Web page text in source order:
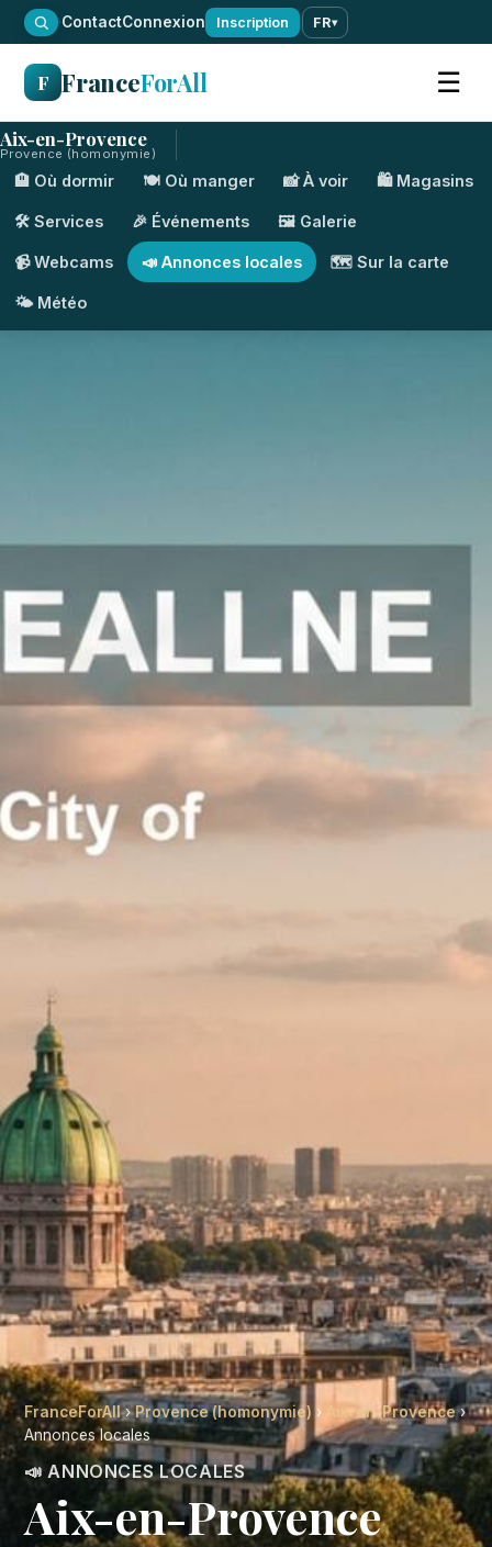
·ContactConnexion Inscription FR▾
F FranceForAll ☰
Aix-en-Provence
Provence (homonymie)
🏨 Où dormir 🍽️ Où manger 📸 À voir 🛍️ Magasins
🛠️ Services 🎉 Événements 🖼️ Galerie
📹 Webcams 📣 Annonces locales 🗺️ Sur la carte
🌤️ Météo
FranceForAll›Provence (homonymie) › Aix-en-Provence›
Annonces locales
📣 ANNONCES LOCALES
Aix-en-Provence